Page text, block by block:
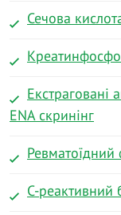
Сечова
Екстраговані
ENA скринінг
Ревматоїдний
С-реактивний